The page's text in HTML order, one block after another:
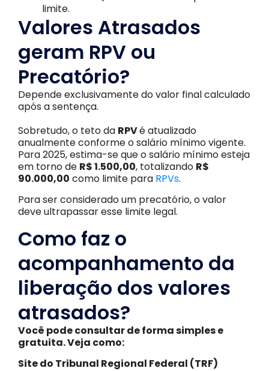
limite.
Valores Atrasados
geram RPV ou
Precatório?
Depende exclusivamente do valor final calculado
após a sentença.
Sobretudo, o teto da RPVé atualizado
anualmente conforme o salário mínimo vigente.
Para 2025, estima-se que o salário mínimo esteja
em torno de R$ 1.500,00, totalizando R$
90.000,00 como limite para RPVs.
Para ser considerado um precatório, o valor
deve ultrapassar esse limite legal.
Como faz o
acompanhamento da
liberação dos valores
atrasados?
Você pode consultar de forma simples e
gratuita. Veja como:
Site do Tribunal Regional Federal (TRF)